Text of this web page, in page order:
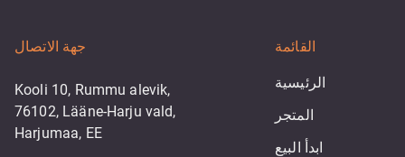
جهة الاتصال
Kooli 10, Rummu alevik,
76102, Lääne-Harju vald,
Harjumaa, EE
القائمة
الرئيسية
المتجر
ابدأ البيع